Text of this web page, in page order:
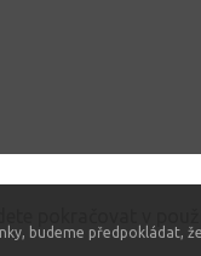
budeme předpokládat,
pokračovat v